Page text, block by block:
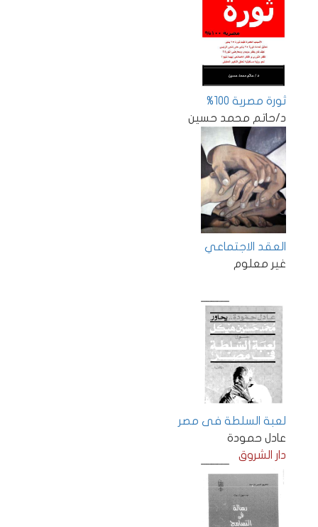
ثورة مصرية 100%
د/حاتم محمد حسين
العقد الاجتماعي
غير معلوم
لعبة السلطة فى مصر
عادل حمودة
دار الشروق